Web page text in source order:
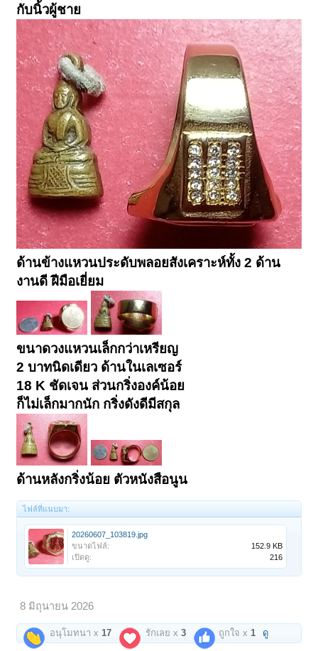
กับนิ้วผู้ชาย
ด้านข้างแหวนประดับพลอยสังเคราะห์ทั้ง 2 ด้าน
งานดี ฝีมือเยี่ยม
ขนาดวงแหวนเล็กกว่าเหรียญ
2 บาทนิดเดียว ด้านในเลเซอร์
18 K ชัดเจน ส่วนกริ่งองค์น้อย
ก็ไม่เล็กมากนัก กริ่งดังดีมีสกุล
ด้านหลังกริ่งน้อย ตัวหนังสือนูน
ไฟล์ที่แนบมา:
20260607_103819.jpg
ขนาดไฟล์:
152.9 KB
เปิดดู:
216
8 มิถุนายน 2026
อนุโมทนา x17 รักเลย x3 ถูกใจ x1 ดู